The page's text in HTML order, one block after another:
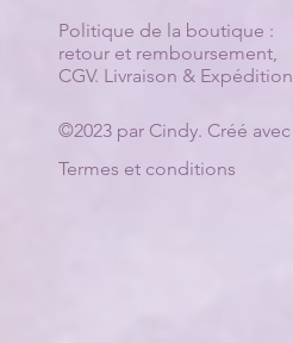
Politique de la boutique :
retour et remboursement,
CGV. Livraison & Expédition
©2023 par Cindy. Créé avec
Termes et conditions